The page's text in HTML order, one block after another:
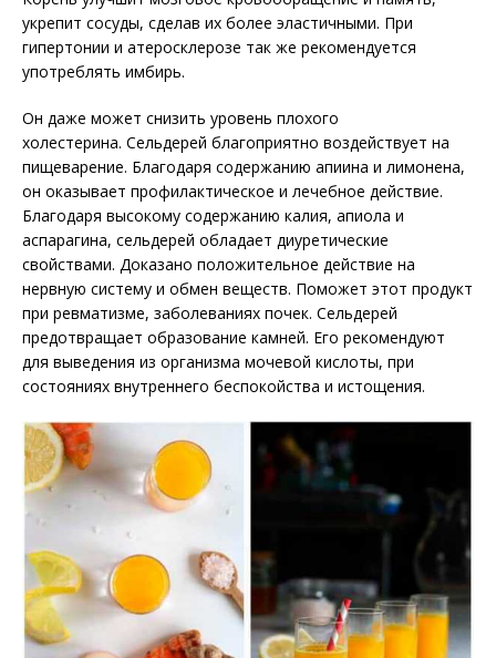
укрепит сосуды, сделав их более эластичными. При
гипертонии и атеросклерозе так же рекомендуется
употреблять имбирь.
Он даже может снизить уровень плохого
холестерина. Сельдерей благоприятно воздействует на
пищеварение. Благодаря содержанию апиина и лимонена,
он оказывает профилактическое и лечебное действие.
Благодаря высокому содержанию калия, апиола и
аспарагина, сельдерей обладает диуретические
свойствами. Доказано положительное действие на
нервную систему и обмен веществ. Поможет этот продукт
при ревматизме, заболеваниях почек. Сельдерей
предотвращает образование камней. Его рекомендуют
для выведения из организма мочевой кислоты, при
состояниях внутреннего беспокойства и истощения.